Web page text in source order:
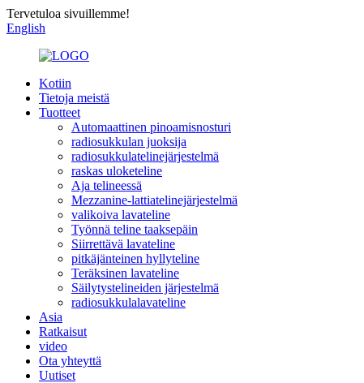
Tervetuloa sivuillemme!
English
Kotiin
Tietoja meistä
Tuotteet
Automaattinen pinoamisnosturi
radiosukkulan juoksija
radiosukkulatelinejärjestelmä
raskas uloketeline
Aja telineessä
Mezzanine-lattiatelinejärjestelmä
valikoiva lavateline
Työnnä teline taaksepäin
Siirrettävä lavateline
pitkäjänteinen hyllyteline
Teräksinen lavateline
Säilytystelineiden järjestelmä
radiosukkulalavateline
Asia
Ratkaisut
video
Ota yhteyttä
Uutiset